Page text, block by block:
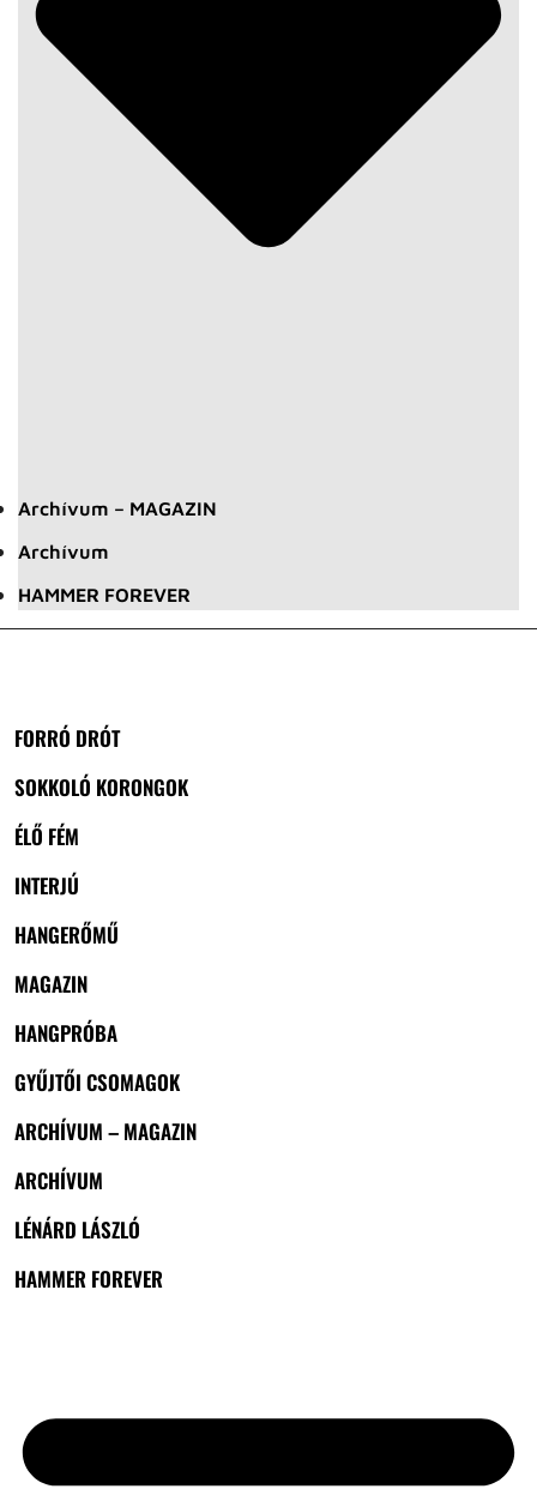
Archívum – MAGAZIN
Archívum
HAMMER FOREVER
FORRÓ DRÓT
SOKKOLÓ KORONGOK
ÉLŐ FÉM
INTERJÚ
HANGERŐMŰ
MAGAZIN
HANGPRÓBA
GYŰJTŐI CSOMAGOK
ARCHÍVUM – MAGAZIN
ARCHÍVUM
LÉNÁRD LÁSZLÓ
HAMMER FOREVER